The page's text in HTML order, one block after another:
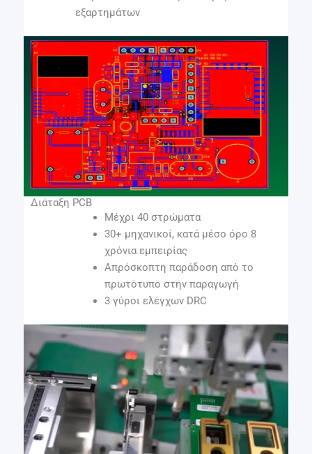
εξαρτημάτων
Διάταξη PCB
Μέχρι 40 στρώματα
30+ μηχανικοί, κατά μέσο όρο 8
χρόνια εμπειρίας
Απρόσκοπτη παράδοση από το
πρωτότυπο στην παραγωγή
3 γύροι ελέγχων DRC